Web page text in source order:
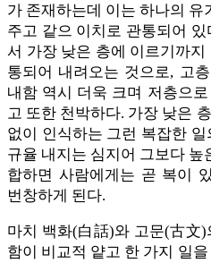
가 존재하는데 이는 하나의
주고 같으 이치로 관통되어 있
서 가장 낮은 층에 이르기까
통되어 내려오는 것으로, 고
내함 역시 더욱 크며 저층으
고 또한 천박하다. 가장 낮은
없이 인식하는 그런 복잡한
규율 내지는 심지어 그보다
합하면 사람에게는 곧 복이
번창하게 된다.
마치 백화(白話)와 고문(古文)
함이 비교적 얕고 한 가지 일